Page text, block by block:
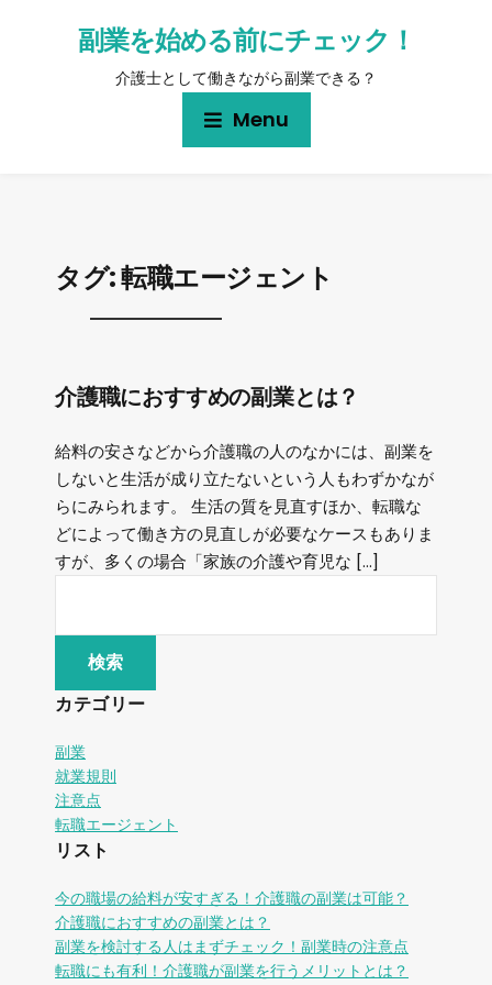
副業を始める前にチェック！
介護士として働きながら副業できる？
Menu
タグ:転職エージェント
介護職におすすめの副業とは？
給料の安さなどから介護職の人のなかには、副業を
しないと生活が成り立たないという人もわずかなが
らにみられます。 生活の質を見直すほか、転職な
どによって働き方の見直しが必要なケースもありま
すが、多くの場合「家族の介護や育児な […]
カテゴリー
副業
就業規則
注意点
転職エージェント
リスト
今の職場の給料が安すぎる！介護職の副業は可能？
介護職におすすめの副業とは？
副業を検討する人はまずチェック！副業時の注意点
転職にも有利！介護職が副業を行うメリットとは？